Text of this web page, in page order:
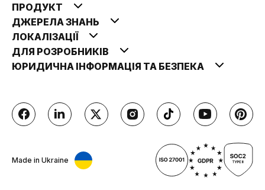
ПРОДУКТ
ДЖЕРЕЛА ЗНАНЬ
ЛОКАЛІЗАЦІЇ
ДЛЯ РОЗРОБНИКІВ
ЮРИДИЧНА ІНФОРМАЦІЯ ТА БЕЗПЕКА
Made in Ukraine